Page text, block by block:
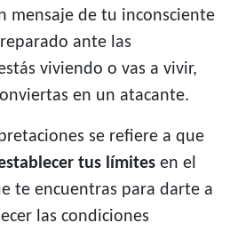
mensaje de tu inconsciente
ante las
viviendo o vas a vivir,
en un atacante.
se refiere a que
tus límites en el
te encuentras para darte a
las condiciones